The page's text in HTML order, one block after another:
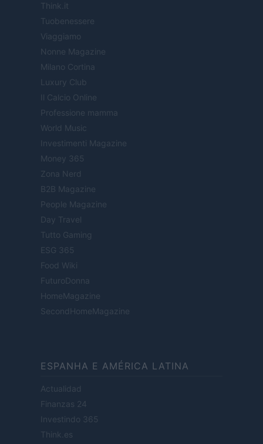
Think.it
Tuobenessere
Viaggiamo
Nonne Magazine
Milano Cortina
Luxury Club
Il Calcio Online
Professione mamma
World Music
Investimenti Magazine
Money 365
Zona Nerd
B2B Magazine
People Magazine
Day Travel
Tutto Gaming
ESG 365
Food Wiki
FuturoDonna
HomeMagazine
SecondHomeMagazine
ESPANHA E AMÉRICA LATINA
Actualidad
Finanzas 24
Investindo 365
Think.es